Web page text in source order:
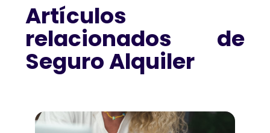
Artículos
relacionados de
Seguro Alquiler